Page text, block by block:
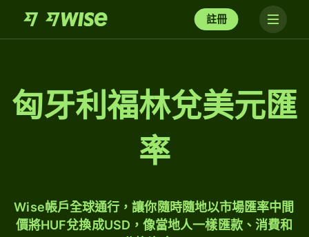
註冊
匈牙利福林兌美元匯
率
Wise帳戶全球通行，讓你隨時隨地以市場匯率中間
價將HUF兌換成USD，像當地人一樣匯款、消費和